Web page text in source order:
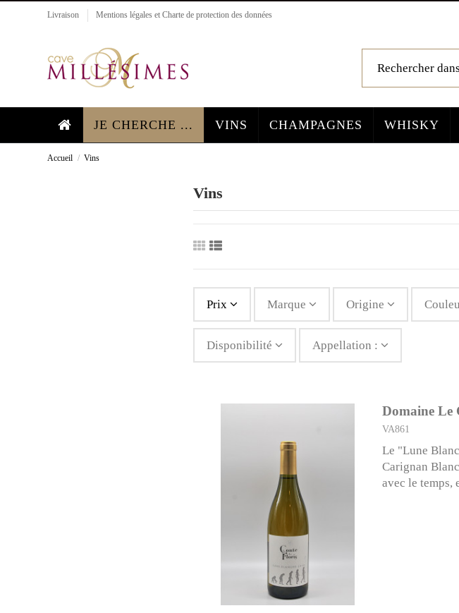
Livraison Mentions légales et Charte de protection des données
JE CHERCHE ... VINS CHAMPAGNES WHISKY
Accueil Vins
Vins
Prix Marque Origine
Disponibilité Appellation :
Domaine Le
VA861
Le "Lune
Carignan
avec le temps,